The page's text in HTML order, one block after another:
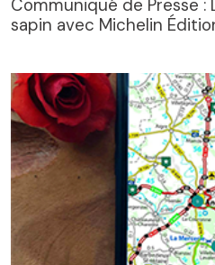
Communiqué de Presse :
sapin avec Michelin